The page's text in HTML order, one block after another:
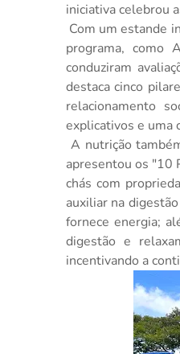
iniciativa celebrou
Com um estande
programa, como
conduziram
destaca cinco
relacionamento
explicativos e uma
A nutrição
apresentou os "10
chás com
auxiliar na
fornece energia;
digestão e
incentivando a